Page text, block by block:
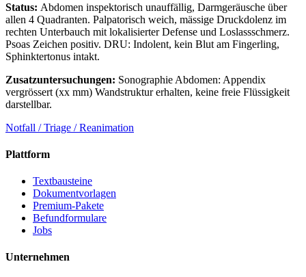
Status: Abdomen inspektorisch unauffällig, Darmgeräusche über
allen 4 Quadranten. Palpatorisch weich, mässige Druckdolenz im
rechten Unterbauch mit lokalisierter Defense und Loslassschmerz.
Psoas Zeichen positiv. DRU: Indolent, kein Blut am Fingerling,
Sphinktertonus intakt.
Zusatzuntersuchungen: Sonographie Abdomen: Appendix
vergrössert (xx mm) Wandstruktur erhalten, keine freie Flüssigkeit
darstellbar.
Notfall / Triage / Reanimation
Plattform
Textbausteine
Dokumentvorlagen
Premium-Pakete
Befundformulare
Jobs
Unternehmen